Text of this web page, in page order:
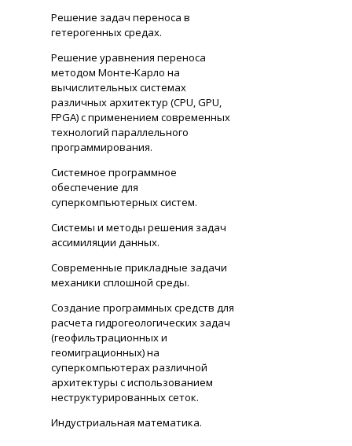
Решение задач переноса в
гетерогенных средах.
Решение уравнения переноса
методом Монте-Карло на
вычислительных системах
различных архитектур (CPU, GPU,
FPGA) с применением современных
технологий параллельного
программирования.
Системное программное
обеспечение для
суперкомпьютерных систем.
Системы и методы решения задач
ассимиляции данных.
Современные прикладные задачи
механики сплошной среды.
Создание программных средств для
расчета гидрогеологических задач
(геофильтрационных и
геомиграционных) на
суперкомпьютерах различной
архитектуры с использованием
неструктурированных сеток.
Индустриальная математика.